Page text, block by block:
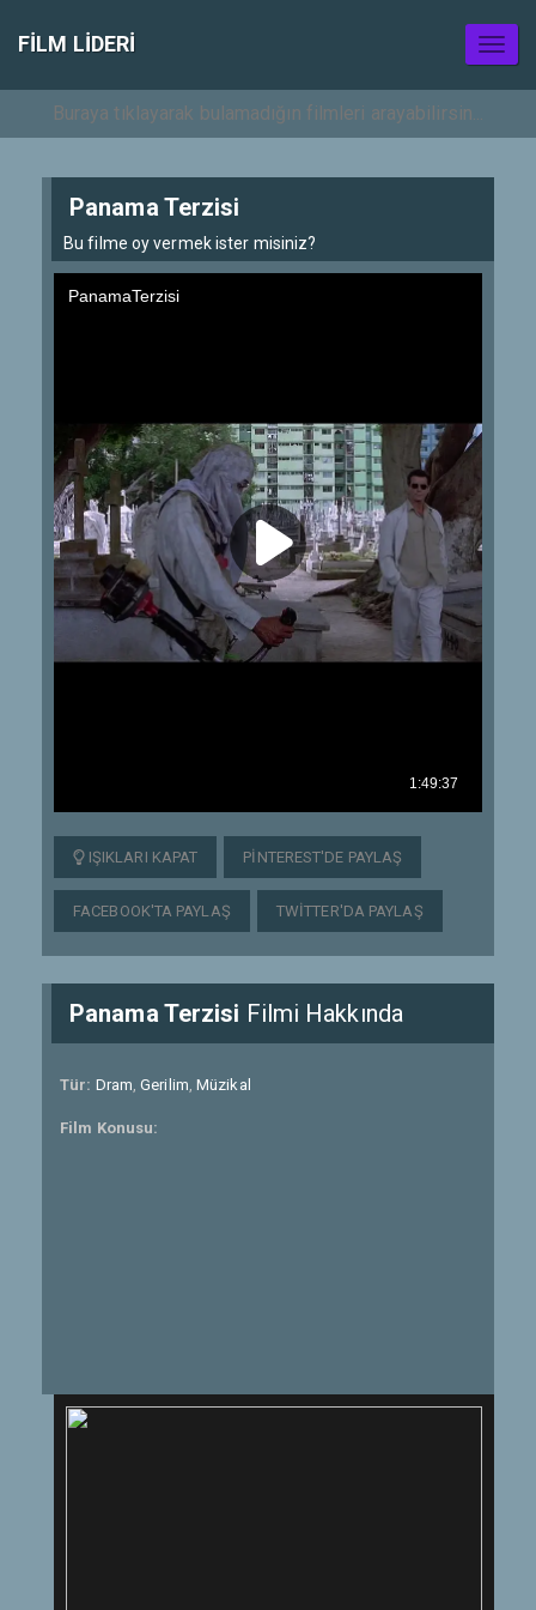
FILM LIDERI
Panama Terzisi
Bu filme oy vermek ister misiniz?
IŞIKLARI KAPAT PINTEREST'DE PAYLAŞ
FACEBOOK'TA PAYLAŞ TWITTER'DA PAYLAŞ
Panama Terzisi Filmi Hakkında
Tür: Dram,Gerilim,Müzikal
Film Konusu: